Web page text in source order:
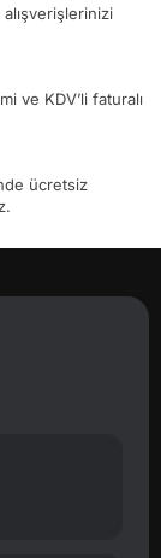
alışverişlerinizi
ve KDV’li faturalı
ücretsiz